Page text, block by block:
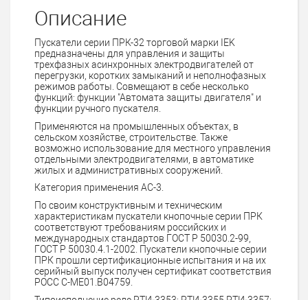
Описание
Пускатели серии ПРК-32 торговой марки IEK
предназначены для управления и защиты
трехфазных асинхронных электродвигателей от
перегрузки, коротких замыканий и неполнофазных
режимов работы. Совмещают в себе несколько
функций: функции "Автомата защиты двигателя" и
функции ручного пускателя.
Применяются на промышленных объектах, в
сельском хозяйстве, строительстве. Также
возможно использование для местного управления
отдельными электродвигателями, в автоматике
жилых и административных сооружений.
Категория применения АС-3.
По своим конструктивным и техническим
характеристикам пускатели кнопочные серии ПРК
соответствуют требованиям российских и
международных стандартов ГОСТ Р 50030.2-99,
ГОСТ Р 50030.4.1-2002. Пускатели кнопочные серии
ПРК прошли сертификационные испытания и на их
серийный выпуск получен сертификат соответствия
РОСС С-МЕ01.В04759.